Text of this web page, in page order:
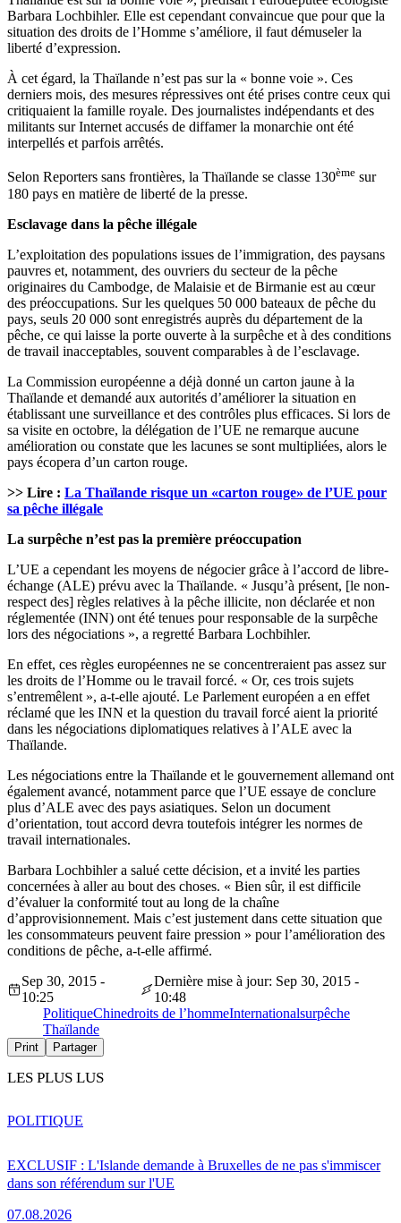
Barbara Lochbihler. Elle est cependant convaincue que pour que la
situation des droits de l’Homme s’améliore, il faut démuseler la
liberté d’expression.
À cet égard, la Thaïlande n’est pas sur la « bonne voie ». Ces
derniers mois, des mesures répressives ont été prises contre ceux qui
critiquaient la famille royale. Des journalistes indépendants et des
militants sur Internet accusés de diffamer la monarchie ont été
interpellés et parfois arrêtés.
Selon Reporters sans frontières, la Thaïlande se classe 130ème sur
180 pays en matière de liberté de la presse.
Esclavage dans la pêche illégale
L’exploitation des populations issues de l’immigration, des paysans
pauvres et, notamment, des ouvriers du secteur de la pêche
originaires du Cambodge, de Malaisie et de Birmanie est au cœur
des préoccupations. Sur les quelques 50 000 bateaux de pêche du
pays, seuls 20 000 sont enregistrés auprès du département de la
pêche, ce qui laisse la porte ouverte à la surpêche et à des conditions
de travail inacceptables, souvent comparables à de l’esclavage.
La Commission européenne a déjà donné un carton jaune à la
Thaïlande et demandé aux autorités d’améliorer la situation en
établissant une surveillance et des contrôles plus efficaces. Si lors de
sa visite en octobre, la délégation de l’UE ne remarque aucune
amélioration ou constate que les lacunes se sont multipliées, alors le
pays écopera d’un carton rouge.
>> Lire : La Thaïlande risque un «carton rouge» de l’UE pour
sa pêche illégale
La surpêche n’est pas la première préoccupation
L’UE a cependant les moyens de négocier grâce à l’accord de libre-
échange (ALE) prévu avec la Thaïlande. « Jusqu’à présent, [le non-
respect des] règles relatives à la pêche illicite, non déclarée et non
réglementée (INN) ont été tenues pour responsable de la surpêche
lors des négociations », a regretté Barbara Lochbihler.
En effet, ces règles européennes ne se concentreraient pas assez sur
les droits de l’Homme ou le travail forcé. « Or, ces trois sujets
s’entremêlent », a-t-elle ajouté. Le Parlement européen a en effet
réclamé que les INN et la question du travail forcé aient la priorité
dans les négociations diplomatiques relatives à l’ALE avec la
Thaïlande.
Les négociations entre la Thaïlande et le gouvernement allemand ont
également avancé, notamment parce que l’UE essaye de conclure
plus d’ALE avec des pays asiatiques. Selon un document
d’orientation, tout accord devra toutefois intégrer les normes de
travail internationales.
Barbara Lochbihler a salué cette décision, et a invité les parties
concernées à aller au bout des choses. « Bien sûr, il est difficile
d’évaluer la conformité tout au long de la chaîne
d’approvisionnement. Mais c’est justement dans cette situation que
les consommateurs peuvent faire pression » pour l’amélioration des
conditions de pêche, a-t-elle affirmé.
Sep 30, 2015 -
10:25
Dernière mise à jour: Sep 30, 2015 -
10:48
PolitiqueChinedroits de l’hommeInternationalsurpêche
Thaïlande
Print Partager
LES PLUS LUS
EXCLUSIF : L'Islande demande à Bruxelles de ne pas s'immiscer
dans son référendum sur l'UE
07.08.2026
POLITIQUE